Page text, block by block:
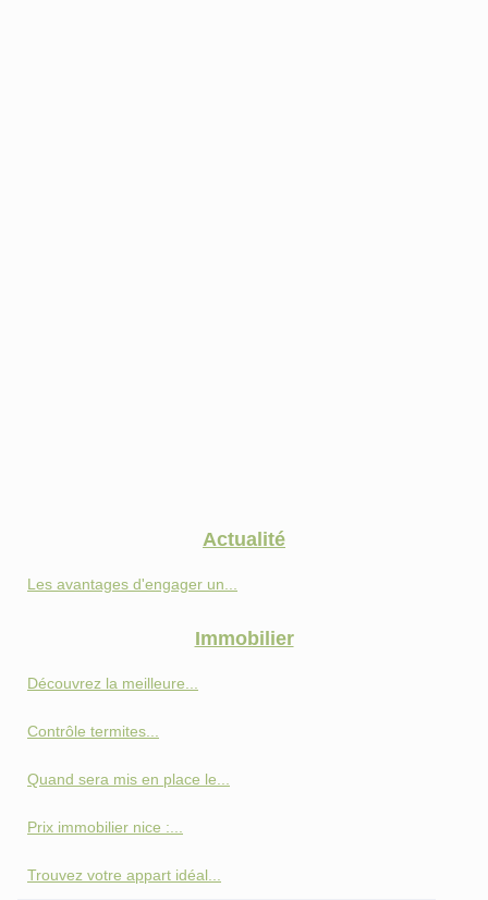
Actualité
Les avantages d'engager un...
Immobilier
Découvrez la meilleure...
Contrôle termites...
Quand sera mis en place le...
Prix immobilier nice :...
Trouvez votre appart idéal...